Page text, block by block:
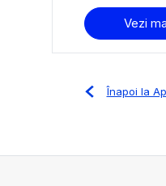
Vezi
Înapoi la